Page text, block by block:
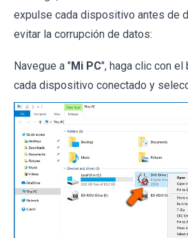
expulse cada dispositivo antes de
evitar la corrupción de datos:
Navegue a "Mi PC", haga clic con
cada dispositivo conectado y